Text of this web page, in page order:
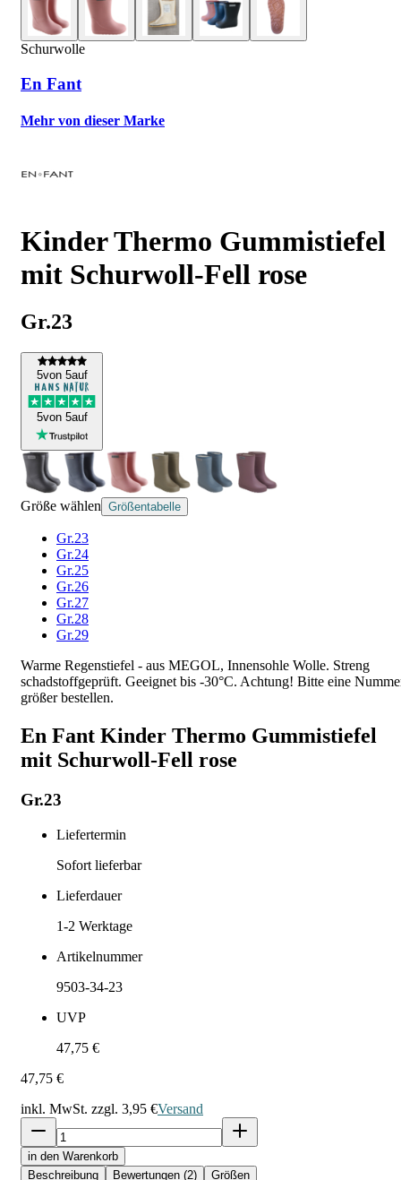
Schurwolle
En Fant
Mehr von dieser Marke
Kinder Thermo Gummistiefel
mit Schurwoll-Fell rose
Gr.23
5von 5auf
5von 5auf
Größe wählen Größentabelle
Gr.23
Gr.24
Gr.25
Gr.26
Gr.27
Gr.28
Gr.29
Warme Regenstiefel - aus MEGOL, Innensohle Wolle. Streng
schadstoffgeprüft. Geeignet bis -30°C. Achtung! Bitte eine
größer bestellen.
En Fant Kinder Thermo Gummistiefel
mit Schurwoll-Fell rose
Gr.23
Liefertermin
Sofort lieferbar
Lieferdauer
1-2 Werktage
Artikelnummer
9503-34-23
UVP
47,75 €
47,75 €
inkl. MwSt. zzgl. 3,95 €Versand
in den Warenkorb
Beschreibung
Bewertungen (2) Größen